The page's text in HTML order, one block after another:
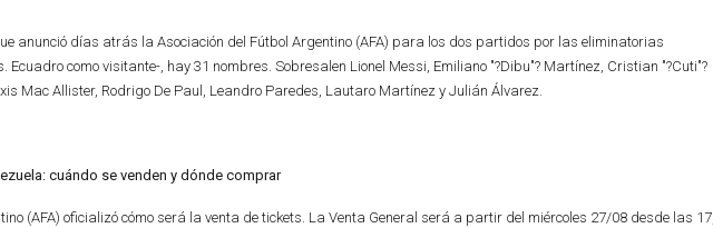
anunció días atrás la Asociación del Fútbol Argentino (AFA) para los dos partidos por las eliminatorias
Ecuadro como visitante-, hay 31 nombres. Sobresalen Lionel Messi, Emiliano "?Dibu"? Martínez, Cristian "?Cuti"?
Mac Allister, Rodrigo De Paul, Leandro Paredes, Lautaro Martínez y Julián Álvarez.
cuándo se venden y dónde comprar
(AFA) oficializó cómo será la venta de tickets. La Venta General será a partir del miércoles 27/08 desde las 17,